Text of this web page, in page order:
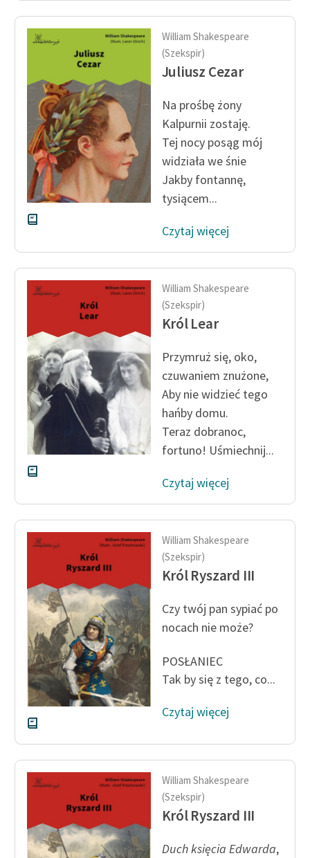
William Shakespeare
(Szekspir)
Juliusz Cezar
Na prośbę żony
Kalpurnii zostaję.
Tej nocy posąg mój
widziała we śnie
Jakby fontannę,
tysiącem...
Czytaj więcej
William Shakespeare
(Szekspir)
Król Lear
Przymruż się, oko,
czuwaniem znużone,
Aby nie widzieć tego
hańby domu.
Teraz dobranoc,
fortuno! Uśmiechnij...
Czytaj więcej
William Shakespeare
(Szekspir)
Król Ryszard III
Czy twój pan sypiać po
nocach nie może?
POSŁANIEC
Tak by się z tego, co...
Czytaj więcej
William Shakespeare
(Szekspir)
Król Ryszard III
Duch księcia Edwarda,